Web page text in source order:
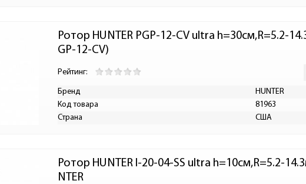
Ротор HUNTER PGP-12-CV ultra h=30см,R=5.2-
GP-12-CV)
Рейтинг:
Бренд
HUNTER
Код товара
81963
Страна
США
Ротор HUNTER I-20-04-SS ultra h=10см,R=5.2-
NTER